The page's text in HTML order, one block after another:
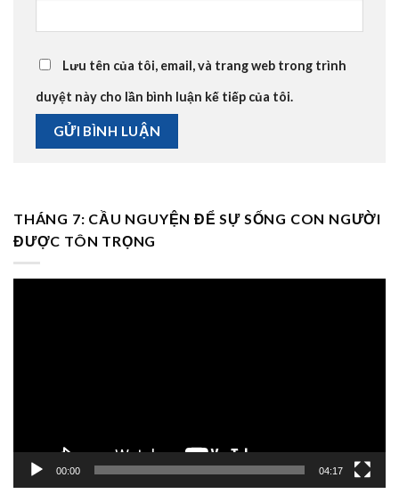
Lưu tên của tôi, email, và trang web trong trình
duyệt này cho lần bình luận kế tiếp của tôi.
THÁNG 7: CẦU NGUYỆN ĐỂ SỰ SỐNG CON NGƯỜI
ĐƯỢC TÔN TRỌNG
00:00 04:17